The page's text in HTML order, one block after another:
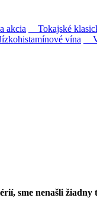
akcia Tokajské
vína
firmou na
Ako prví sme
sme nenašli